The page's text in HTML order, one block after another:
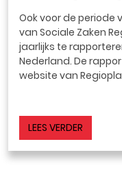
Ook voor de periode
van Sociale Zaken
jaarlijks te
Nederland. De
website van
LEES VERDER